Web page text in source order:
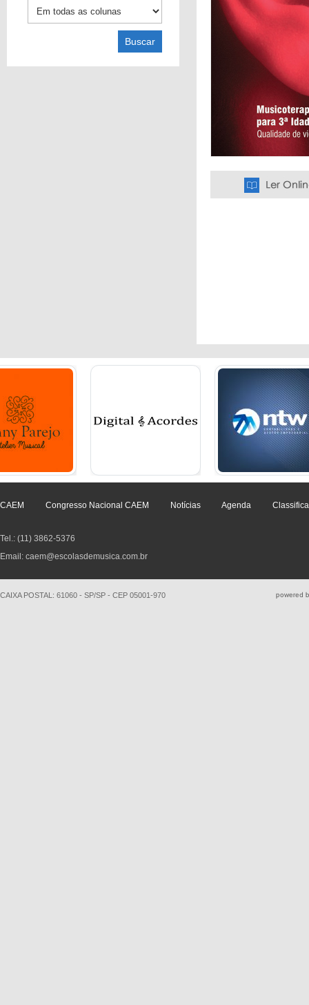
CAEM Congresso Nacional CAEM Notícias Agenda
Tel.: (11) 3862-5376
Email: caem@escolasdemusica.com.br
CAIXA POSTAL: 61060 - SP/SP - CEP 05001-970